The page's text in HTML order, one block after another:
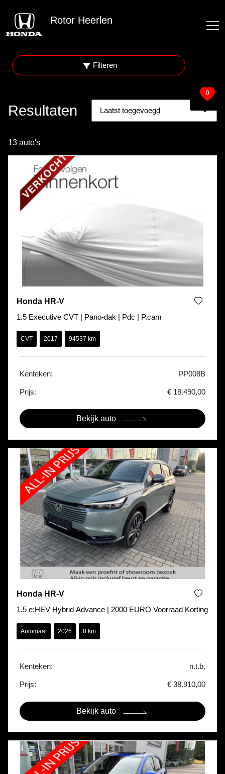
Rotor Heerlen
Filteren
Resultaten
13 auto's
Honda HR-V
1.5 Executive CVT | Pano-dak | Pdc | P.cam
CVT 2017 94537 km
Kenteken: PP008B
Prijs: € 18.490,00
Bekijk auto
Honda HR-V
1.5 e:HEV Hybrid Advance | 2000 EURO Voorraad Korting
Automaat 2026 8 km
Kenteken: n.t.b.
Prijs: € 38.910,00
Bekijk auto
0